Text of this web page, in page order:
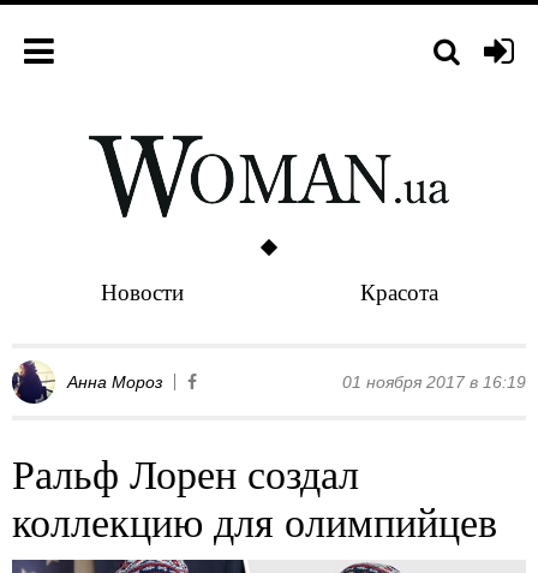
Новости Красота
Анна Мороз 01 ноября 2017 в 16:19
Ральф Лорен создал
коллекцию для олимпийцев